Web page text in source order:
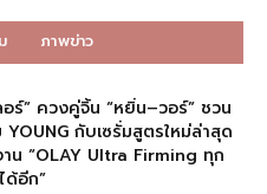
ภาพข่าว
อร์” ควงคู่จิ้น “หยิ่น–วอร์” ชวน
YOUNG กับเซรั่มสูตรใหม่ล่าสุด
น “OLAY Ultra Firming ทุก
ด้อีก”